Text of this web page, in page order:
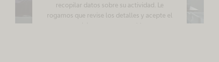
recopilar datos sobre su actividad. Le
rogamos que revise los detalles y acepte el
servicio para ver este vídeo.